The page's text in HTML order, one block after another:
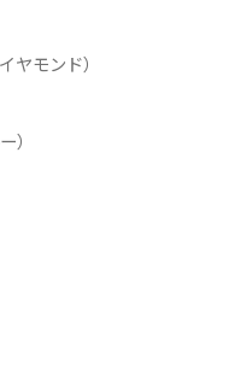
ヤモンド）
）